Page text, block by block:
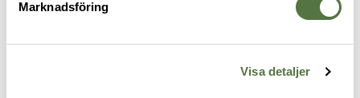
Marknadsföring
Visa detaljer
BLUEGUNS BLUEGUNS
Magasin MP5